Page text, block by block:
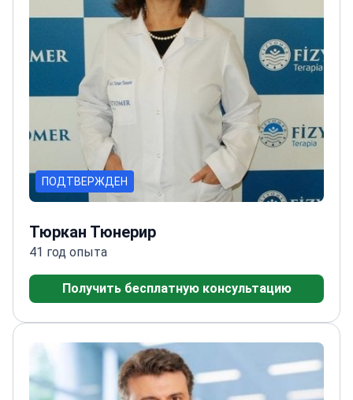
ПОДТВЕРЖДЕН
Тюркан Тюнерир
41 год опыта
Получить бесплатную консультацию